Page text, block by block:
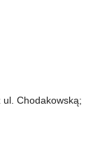
Chodakowską;